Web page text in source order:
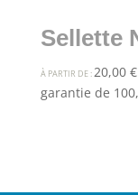
Sellette
À PARTIR DE : 20,00 €
garantie de